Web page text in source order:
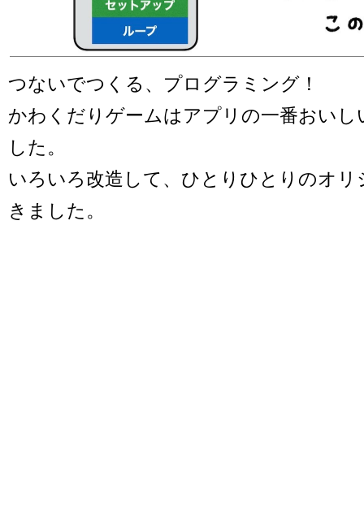
つないでつくる、プログラミング！
かわくだりゲームはアプリの一番おい
した。
いろいろ改造して、ひとりひとりのオ
きました。